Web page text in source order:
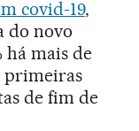
covid-19,
do novo
há mais de
primeiras
de fim de